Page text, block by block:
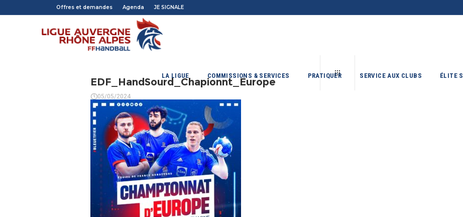
Offres et demandes Agenda JE SIGNALE
LA LIGUE COMMISSIONS & SERVICES PRATIQUER SERVICE AUX CLUBS ÉLITE
EDF_HandSourd_Chapionnt_Europe
05/05/2024